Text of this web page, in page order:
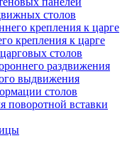
столов
крепления к царге
крепления к царге
столов
раздвижения
выдвижения
столов
поворотной вставки